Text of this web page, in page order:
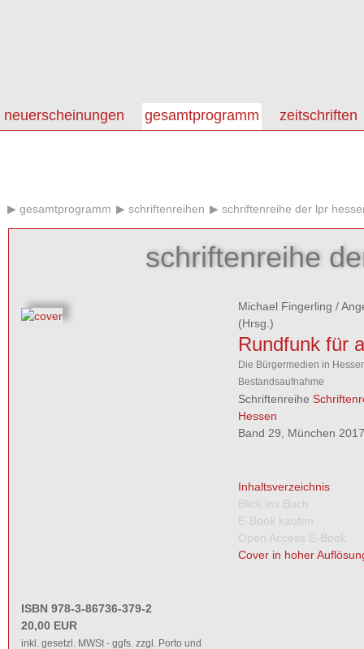
neuerscheinungen gesamtprogramm zeitschriften
gesamtprogramm schriftenreihen schriftenreihe der lpr
schriftenreihe
Michael Fingerling /
(Hrsg.)
Rundfunk für
Die Bürgermedien in
Bestandsaufnahme
Schriftenreihe
Hessen
Band 29, München
Inhaltsverzeichnis
Blick ins Buch
E-Book kaufen
Open Access E-Book
Cover in hoher
ISBN 978-3-86736-379-2
20,00 EUR
inkl. gesetzl. MWSt - ggfs. zzgl. Porto und